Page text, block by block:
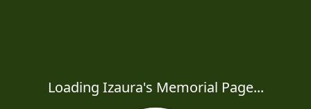
Loading Izaura's Memorial Page...